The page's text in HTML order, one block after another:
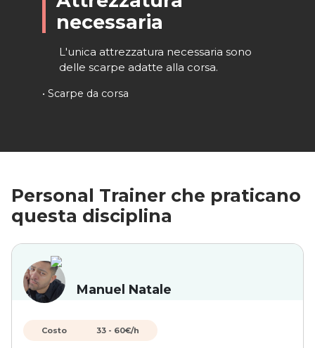
necessaria
L'unica attrezzatura necessaria sono
delle scarpe adatte alla corsa.
• Scarpe da corsa
Personal Trainer che praticano
questa disciplina
Manuel Natale
Costo 33 - 60€/h